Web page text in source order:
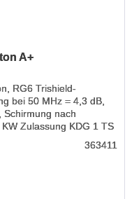
A+
RG6 Trishield-
bei 50 MHz = 4,3 dB,
Schirmung nach
Zulassung KDG 1 TS
363411